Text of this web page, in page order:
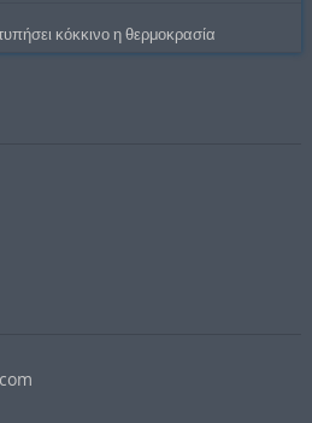
κόκκινο η θερμοκρασία